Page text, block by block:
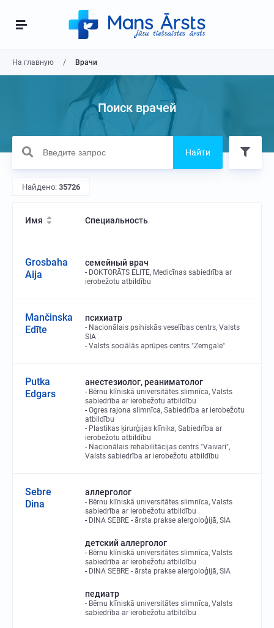
На главную Врачи
Поиск врачей
Найти
Найдено: 35726
Имя Специальность
Grosbaha
Aija
семейный врач
DOKTORĀTS ELITE, Medicīnas sabiedrība ar
ierobežotu atbildību
Mančinska
Edīte
психиатр
Nacionālais psihiskās veselības centrs, Valsts
SIA
Valsts sociālās aprūpes centrs "Zemgale"
Putka
Edgars
анестезиолог, реаниматолог
Bērnu klīniskā universitātes slimnīca, Valsts
sabiedrība ar ierobežotu atbildību
Ogres rajona slimnīca, Sabiedrība ar ierobežotu
atbildību
Plastikas ķirurģijas klīnika, Sabiedrība ar
ierobežotu atbildību
Nacionālais rehabilitācijas centrs "Vaivari",
Valsts sabiedrība ar ierobežotu atbildību
Sebre
Dina
аллерголог
Bērnu klīniskā universitātes slimnīca, Valsts
sabiedrība ar ierobežotu atbildību
DINA SEBRE - ārsta prakse alergoloģijā, SIA
детский аллерголог
Bērnu klīniskā universitātes slimnīca, Valsts
sabiedrība ar ierobežotu atbildību
DINA SEBRE - ārsta prakse alergoloģijā, SIA
педиатр
Bērnu klīniskā universitātes slimnīca, Valsts
sabiedrība ar ierobežotu atbildību